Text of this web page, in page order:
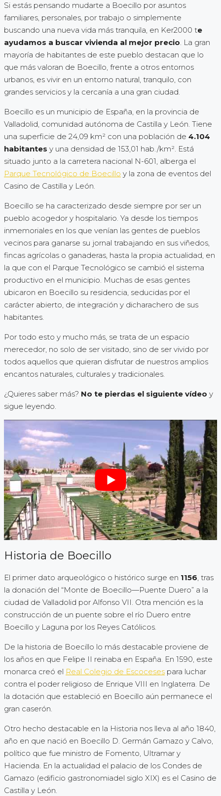
Si estás pensando mudarte a Boecillo por asuntos
familiares, personales, por trabajo o simplemente
buscando una nueva vida más tranquila, en Ker2000 te
ayudamos a buscar vivienda al mejor precio. La gran
mayoría de habitantes de este pueblo destacan que lo
que más valoran de Boecillo, frente a otros entornos
urbanos, es vivir en un entorno natural, tranquilo, con
grandes servicios y la cercanía a una gran ciudad.
Boecillo es un municipio de España, en la provincia de
Valladolid, comunidad autónoma de Castilla y León. Tiene
una superficie de 24,09 km² con una población de 4.104
habitantes y una densidad de 153,01 hab./km². Está
situado junto a la carretera nacional N-601, alberga el
Parque Tecnológico de Boecillo y la zona de eventos del
Casino de Castilla y León.
Boecillo se ha caracterizado desde siempre por ser un
pueblo acogedor y hospitalario. Ya desde los tiempos
inmemoriales en los que venían las gentes de pueblos
vecinos para ganarse su jornal trabajando en sus viñedos,
fincas agrícolas o ganaderas, hasta la propia actualidad, en
la que con el Parque Tecnológico se cambió el sistema
productivo en el municipio. Muchas de esas gentes
ubicaron en Boecillo su residencia, seducidas por el
carácter abierto, de integración y dicharachero de sus
habitantes.
Por todo esto y mucho más, se trata de un espacio
merecedor, no solo de ser visitado, sino de ser vivido por
todos aquellos que quieran disfrutar de nuestros amplios
encantos naturales, culturales y tradicionales.
¿Quieres saber más? No te pierdas el siguiente vídeo y
sigue leyendo.
Historia de Boecillo
El primer dato arqueológico o histórico surge en 1156 , tras
la donación del “Monte de Boecillo—Puente Duero” a la
ciudad de Valladolid por Alfonso VII. Otra mención es la
construcción de un puente sobre el río Duero entre
Boecillo y Laguna por los Reyes Católicos.
De la historia de Boecillo lo más destacable proviene de
los años en que Felipe II reinaba en España. En 1590, este
monarca creó el Real Colegio de Escoceses para luchar
contra el poder religioso de Enrique VIII en Inglaterra. De
la dotación que estableció en Boecillo aún permanece el
gran caserón.
Otro hecho destacable en la Historia nos lleva al año 1840,
año en que nació en Boecillo D. Germán Gamazo y Calvo,
político que fue ministro de Fomento, Ultramar y
Hacienda. En la actualidad el palacio de los Condes de
Gamazo (edificio gastronomiadel siglo XIX) es el Casino de
Castilla y León.